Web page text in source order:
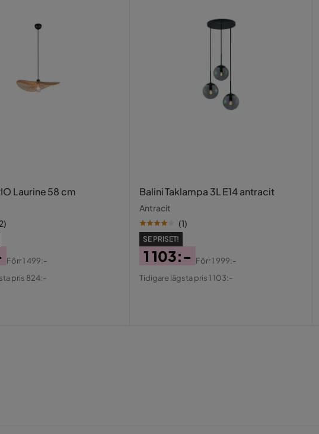
Laurine 58 cm
2)
Förr1 499:-
pris 824:-
Balini Taklampa 3L E14 antracit
Antracit
(1)
SE PRISET!
Pris
1 103:-
Original
Förr1 999:-
Tidigare lägsta pris 1 103:-